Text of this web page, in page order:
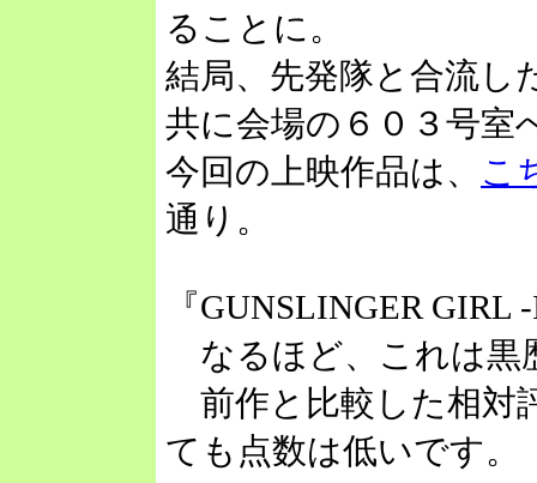
ることに。
結局、先発隊と合流し
共に会場の６０３号室
今回の上映作品は、 こ
通り。
『GUNSLINGER
なるほど、これは黒
前作と比較した相対
ても点数は低いです。